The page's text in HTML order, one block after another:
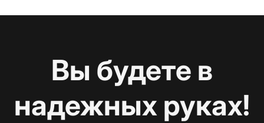
Вы будете в
надежных руках!